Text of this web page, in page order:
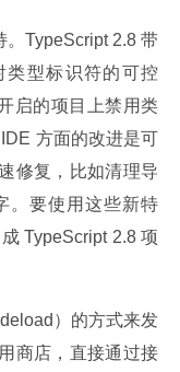
。TypeScript 2.8 带
类型标识符的可控
启的项目上禁用类
方面的改进是可
修复，比如清理导
。要使用这些新特
TypeScript 2.8 项
）的方式来发
商店，直接通过接